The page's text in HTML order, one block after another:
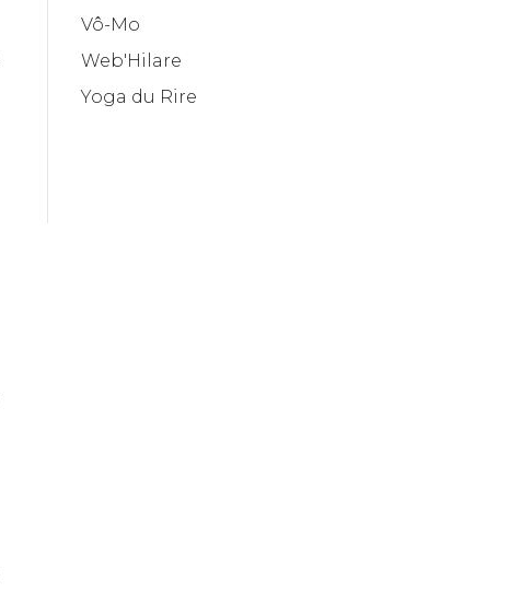
Vô-Mo
Web'Hilare
Yoga du Rire